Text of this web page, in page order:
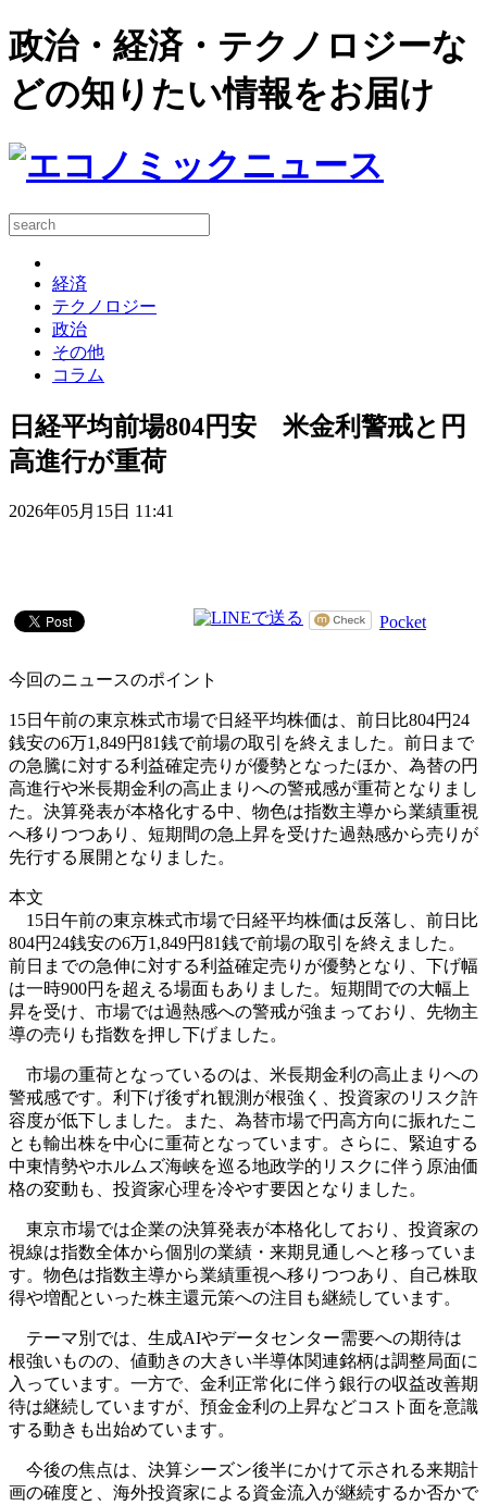
政治・経済・テクノロジーな
どの知りたい情報をお届け
経済
テクノロジー
政治
その他
コラム
日経平均前場804円安 米金利警戒と円
高進行が重荷
2026年05月15日 11:41
Pocket
今回のニュースのポイント
15日午前の東京株式市場で日経平均株価は、前日比804円24
銭安の6万1,849円81銭で前場の取引を終えました。前日まで
の急騰に対する利益確定売りが優勢となったほか、為替の円
高進行や米長期金利の高止まりへの警戒感が重荷となりまし
た。決算発表が本格化する中、物色は指数主導から業績重視
へ移りつつあり、短期間の急上昇を受けた過熱感から売りが
先行する展開となりました。
本文
15日午前の東京株式市場で日経平均株価は反落し、前日比
804円24銭安の6万1,849円81銭で前場の取引を終えました。
前日までの急伸に対する利益確定売りが優勢となり、下げ幅
は一時900円を超える場面もありました。短期間での大幅上
昇を受け、市場では過熱感への警戒が強まっており、先物主
導の売りも指数を押し下げました。
市場の重荷となっているのは、米長期金利の高止まりへの
警戒感です。利下げ後ずれ観測が根強く、投資家のリスク許
容度が低下しました。また、為替市場で円高方向に振れたこ
とも輸出株を中心に重荷となっています。さらに、緊迫する
中東情勢やホルムズ海峡を巡る地政学的リスクに伴う原油価
格の変動も、投資家心理を冷やす要因となりました。
東京市場では企業の決算発表が本格化しており、投資家の
視線は指数全体から個別の業績・来期見通しへと移っていま
す。物色は指数主導から業績重視へ移りつつあり、自己株取
得や増配といった株主還元策への注目も継続しています。
テーマ別では、生成AIやデータセンター需要への期待は
根強いものの、値動きの大きい半導体関連銘柄は調整局面に
入っています。一方で、金利正常化に伴う銀行の収益改善期
待は継続していますが、預金金利の上昇などコスト面を意識
する動きも出始めています。
今後の焦点は、決算シーズン後半にかけて示される来期計
画の確度と、海外投資家による資金流入が継続するか否かで